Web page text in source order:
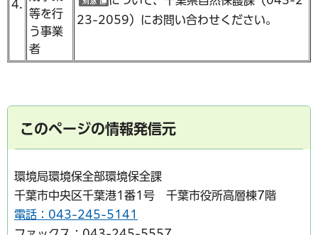
4.
等を行
う事業
者
（別ウインドウで開く）
23-2059）にお問い合わせください。
このページの情報発信元
環境局環境保全部環境保全課
千葉市中央区千葉港1番1号 千葉市役所高層棟7階
電話：043-245-5141